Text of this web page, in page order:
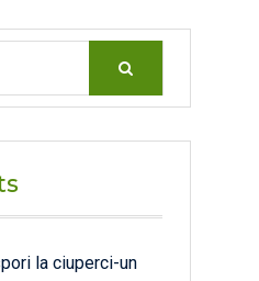
la ciuperci-un